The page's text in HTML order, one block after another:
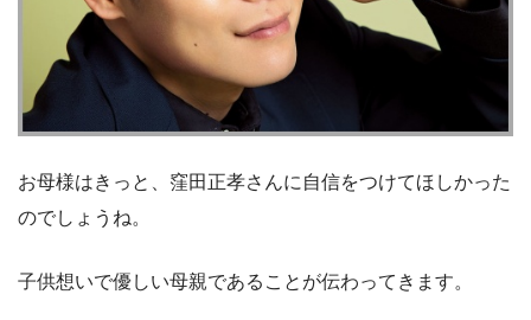
お母様はきっと、窪田正孝さんに自信をつけてほしかった
のでしょうね。
子供想いで優しい母親であることが伝わってきます。